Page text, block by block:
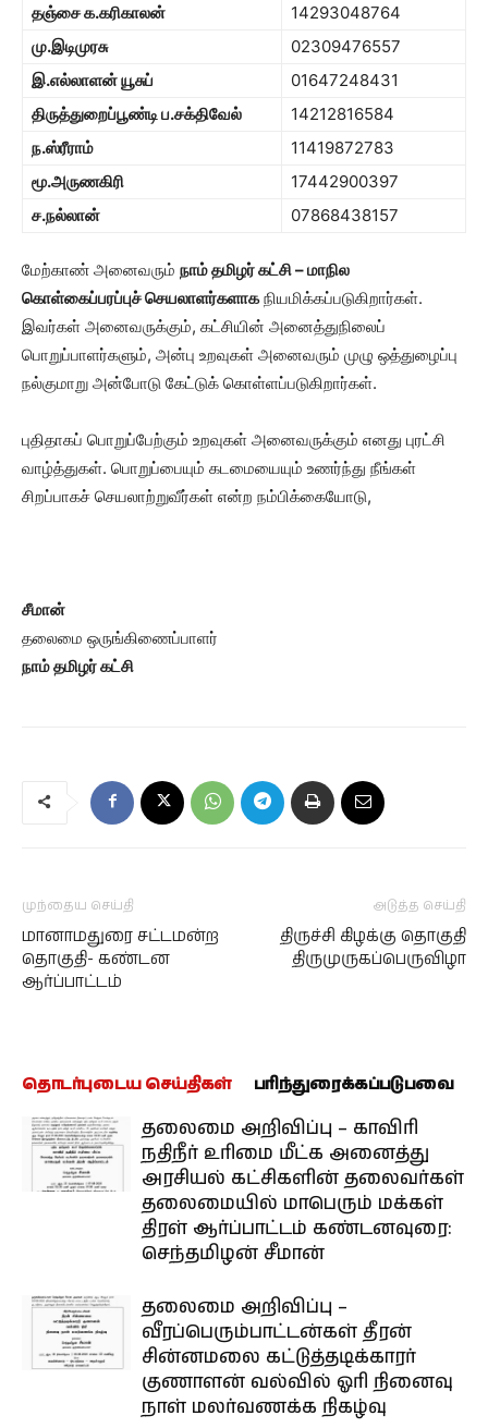
தஞ்சை க.கரிகாலன்
14293048764
மு.இடிமுரசு
02309476557
இ.எல்லாளன் யூசுப்
01647248431
திருத்துறைப்பூண்டி ப.சக்திவேல்
14212816584
ந.ஸ்ரீராம்
11419872783
மூ.அருணகிரி
17442900397
ச.நல்லான்
07868438157
மேற்காண் அனைவரும் நாம் தமிழர் கட்சி – மாநில
கொள்கைப்பரப்புச் செயலாளர்களாகநியமிக்கப்படுகிறார்கள்.
இவர்கள் அனைவருக்கும், கட்சியின் அனைத்துநிலைப்
பொறுப்பாளர்களும், அன்பு உறவுகள் அனைவரும் முழு ஒத்துழைப்பு
நல்குமாறு அன்போடு கேட்டுக் கொள்ளப்படுகிறார்கள்.
புதிதாகப் பொறுப்பேற்கும் உறவுகள் அனைவருக்கும் எனது புரட்சி
வாழ்த்துகள். பொறுப்பையும் கடமையையும் உணர்ந்து நீங்கள்
சிறப்பாகச் செயலாற்றுவீர்கள் என்ற நம்பிக்கையோடு,
சீமான்
தலைமை ஒருங்கிணைப்பாளர்
நாம் தமிழர் கட்சி
முந்தைய செய்தி
மானாமதுரை சட்டமன்ற
தொகுதி- கண்டன
ஆர்ப்பாட்டம்
அடுத்த செய்தி
திருச்சி கிழக்கு தொகுதி
திருமுருகப்பெருவிழா
தொடர்புடைய செய்திகள் பரிந்துரைக்கப்படுபவை
தலைமை அறிவிப்பு – காவிரி
நதிநீர் உரிமை மீட்க அனைத்து
அரசியல் கட்சிகளின் தலைவர்கள்
தலைமையில் மாபெரும் மக்கள்
திரள் ஆர்ப்பாட்டம் கண்டனவுரை:
செந்தமிழன் சீமான்
தலைமை அறிவிப்பு –
வீரப்பெரும்பாட்டன்கள் தீரன்
சின்னமலை கட்டுத்தடிக்காரர்
குணாளன் வல்வில் ஓரி நினைவு
நாள் மலர்வணக்க நிகழ்வு